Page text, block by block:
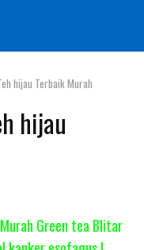
hijau Terbaik Murah
hijau
Green tea Blitar